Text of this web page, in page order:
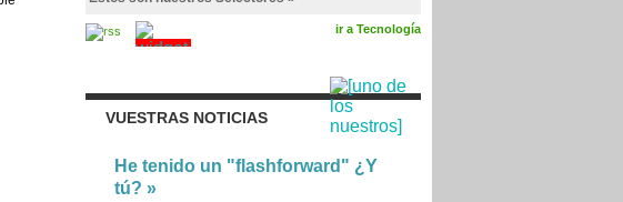
ir a Tecnología
VUESTRAS NOTICIAS
He tenido un "flashforward" ¿Y
tú? »